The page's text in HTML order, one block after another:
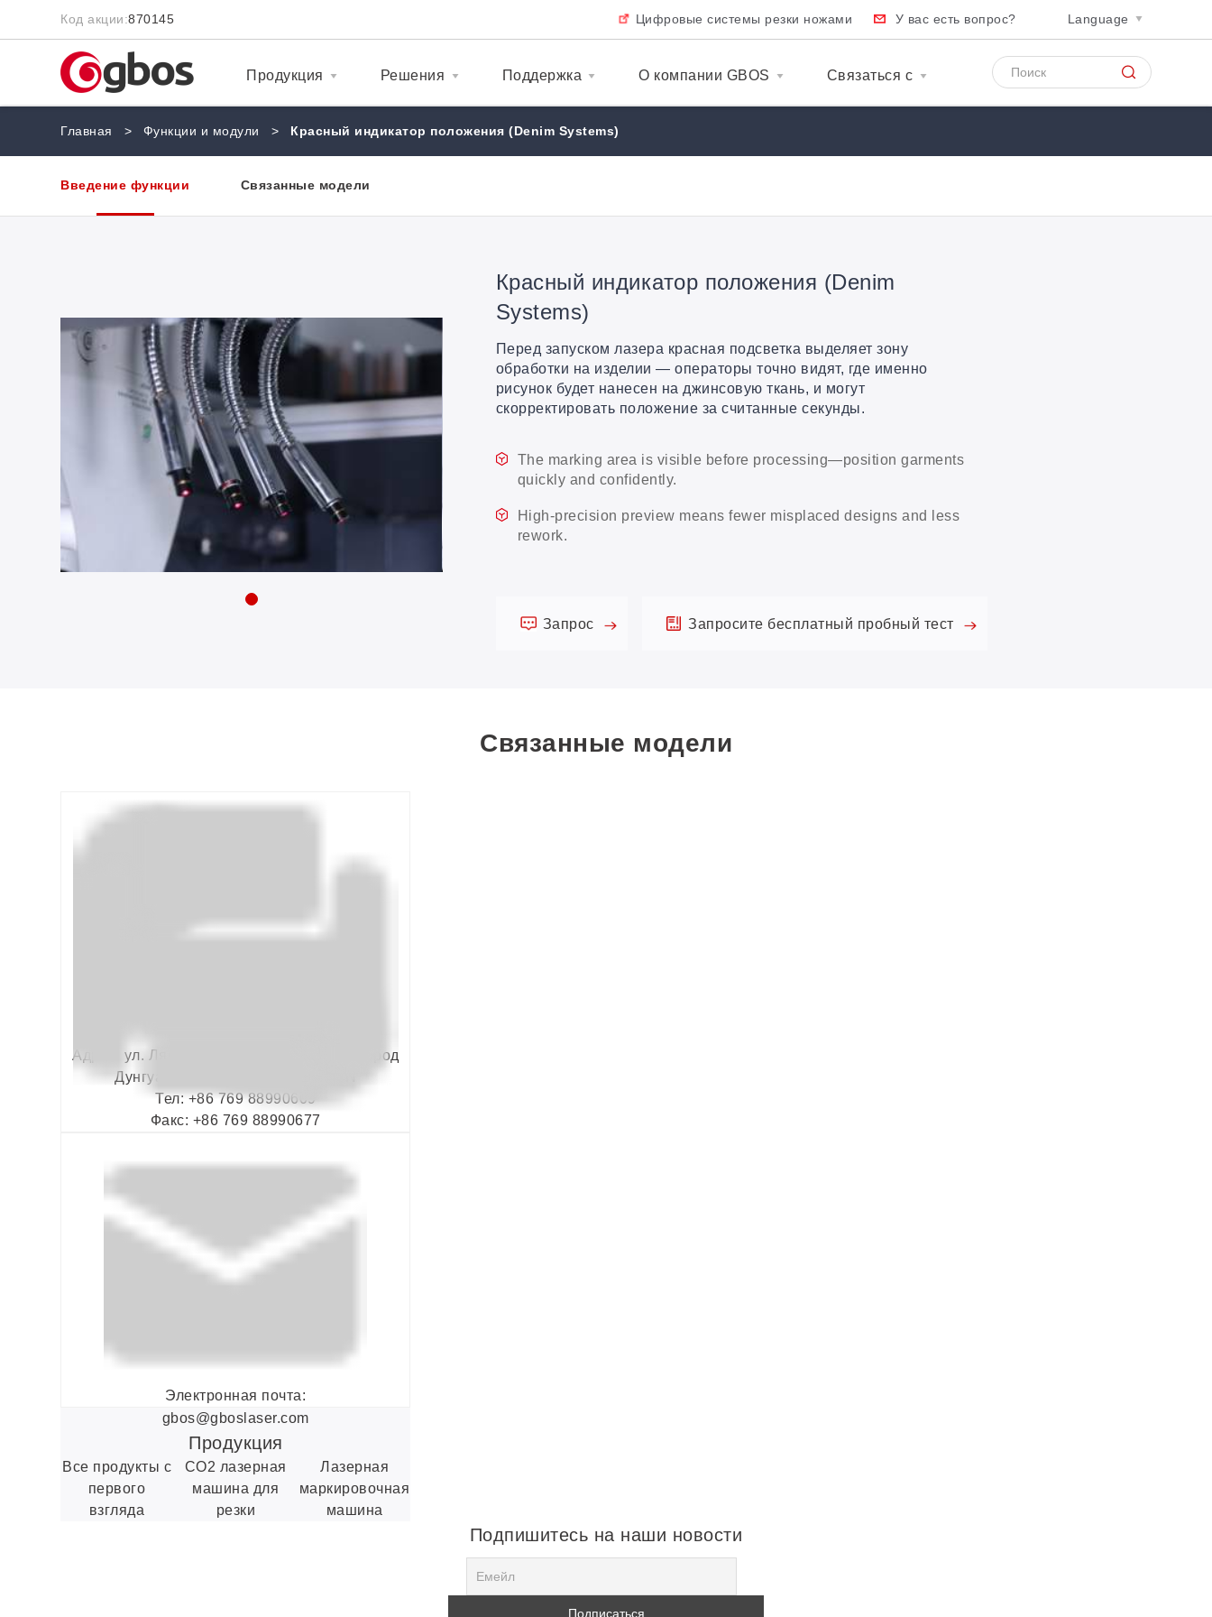
Код акции:870145 Цифровые системы резки ножами У вас есть вопрос? Language
Продукция Решения Поддержка О компании GBOS Связаться с
Главная > Функции и модули > Красный индикатор положения (Denim Systems)
Введение функции Связанные модели
Красный индикатор положения (Denim
Systems)
Перед запуском лазера красная подсветка выделяет зону
обработки на изделии — операторы точно видят, где именно
рисунок будет нанесен на джинсовую ткань, и могут
скорректировать положение за считанные секунды.
The marking area is visible before processing—position garments
quickly and confidently.
High-precision preview means fewer misplaced designs and less
rework.
Запрос Запросите бесплатный пробный тест
Связанные модели
Адрес: ул. Ляньшэн, д. 1, город Хунмэй, город
Дунгуань, провинция Гуандун. CN
Тел: +86 769 88990609
Факс: +86 769 88990677
Электронная почта:
gbos@gboslaser.com
Продукция
Все продукты с
первого
взгляда
CO2 лазерная
машина для
резки
Лазерная
маркировочная
машина
Подпишитесь на наши новости